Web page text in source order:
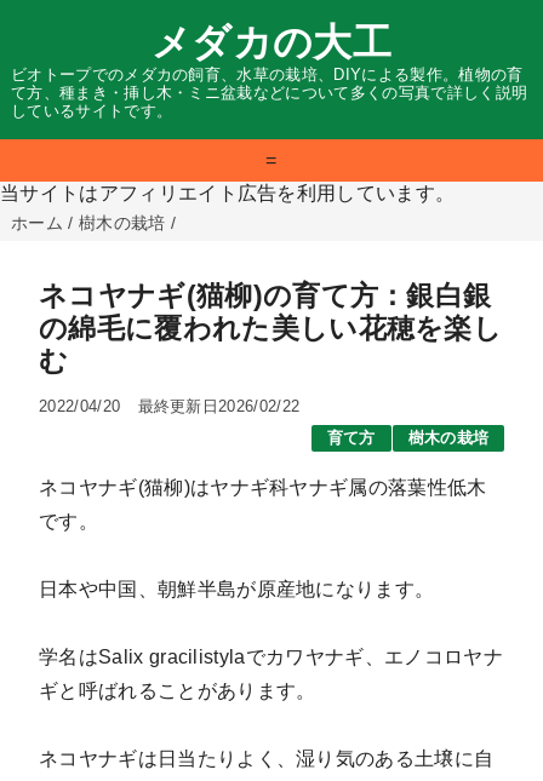
メダカの大工
ビオトープでのメダカの飼育、水草の栽培、DIYによる製作。植物の育
て方、種まき・挿し木・ミニ盆栽などについて多くの写真で詳しく説明
しているサイトです。
=
当サイトはアフィリエイト広告を利用しています。
ホーム / 樹木の栽培 /
ネコヤナギ(猫柳)の育て方：銀白銀
の綿毛に覆われた美しい花穂を楽し
む
2022/04/20
最終更新日2026/02/22
育て方
樹木の栽培
ネコヤナギ(猫柳)はヤナギ科ヤナギ属の落葉性低木
です。
日本や中国、朝鮮半島が原産地になります。
学名はSalix gracilistylaでカワヤナギ、エノコロヤナ
ギと呼ばれることがあります。
ネコヤナギは日当たりよく、湿り気のある土壌に自